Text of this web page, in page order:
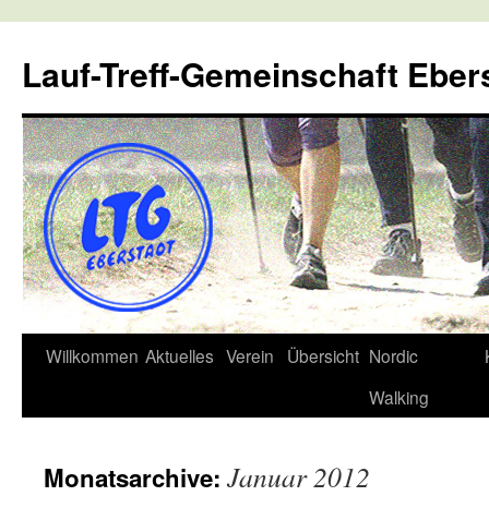
Lauf-Treff-Gemeinschaft
Zum
Willkommen Aktuelles Verein Übersicht Nordic
Walking
Monatsarchive: Januar 2012